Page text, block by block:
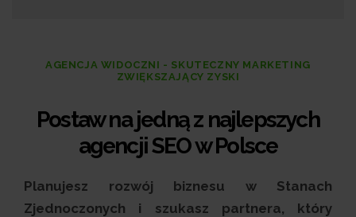
AGENCJA WIDOCZNI - SKUTECZNY MARKETING
ZWIĘKSZAJĄCY ZYSKI
Postaw na jedną z najlepszych
agencji SEO w Polsce
Planujesz rozwój biznesu w Stanach
Zjednoczonych i szukasz partnera, który